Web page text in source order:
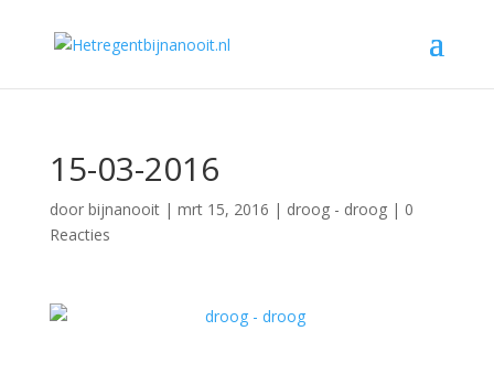
15-03-2016
door bijnanooit| mrt 15, 2016 | droog - droog| 0
Reacties